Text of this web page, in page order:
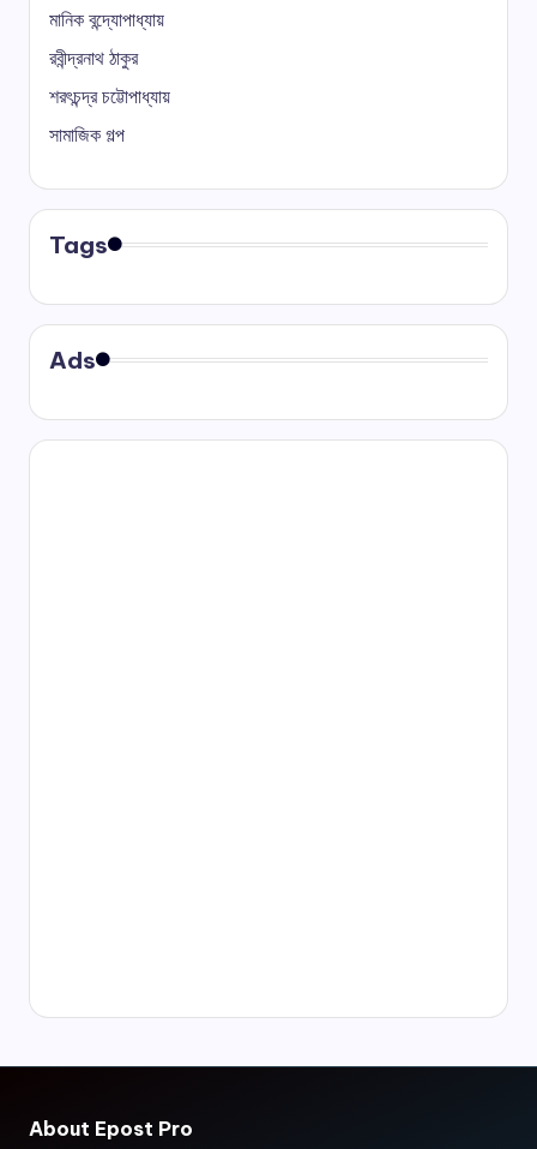
মানিক বন্দ্যোপাধ্যায়
রবীন্দ্রনাথ ঠাকুর
শরৎচন্দ্র চট্টোপাধ্যায়
সামাজিক গল্প
Tags
Ads
About Epost Pro